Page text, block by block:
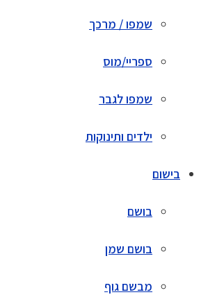
שמפו / מרכך
ספריי/מוס
שמפו לגבר
ילדים ותינוקות
בישום
בושם
בושם שמן
מבשם גוף